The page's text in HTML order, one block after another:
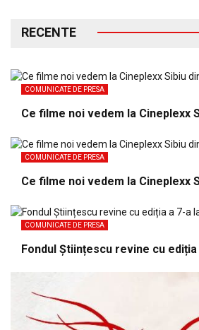
RECENTE
COMUNICATE DE PRESA
Ce filme noi vedem la Cineplexx
COMUNICATE DE PRESA
Ce filme noi vedem la Cineplexx
COMUNICATE DE PRESA
Fondul Științescu revine cu ediția